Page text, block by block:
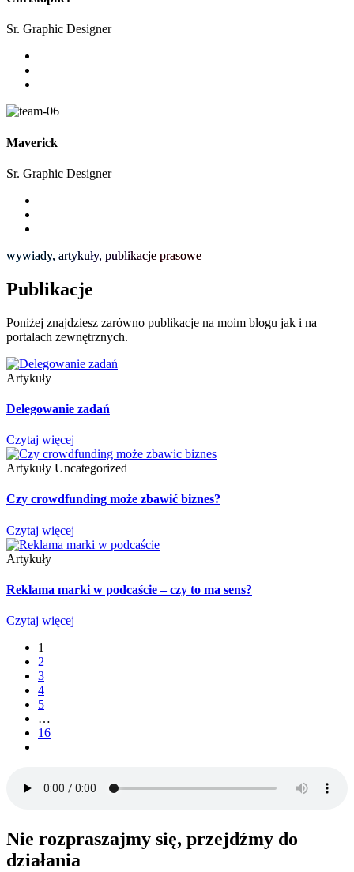
Sr. Graphic Designer
Maverick
Sr. Graphic Designer
wywiady, artykuły, publikacje prasowe
Publikacje
Poniżej znajdziesz zarówno publikacje na moim blogu jak i na
portalach zewnętrznych.
Artykuły
Delegowanie zadań
Czytaj więcej
Artykuły Uncategorized
Czy crowdfunding może zbawić biznes?
Czytaj więcej
Artykuły
Reklama marki w podcaście – czy to ma sens?
Czytaj więcej
1
2
3
4
5
…
16
Nie rozpraszajmy się, przejdźmy do
działania